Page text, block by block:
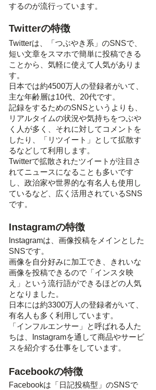
するのが流行っています。
Twitterの特徴
Twitterは、「つぶやき系」のSNSで、
短い文章をスマホで簡単に投稿できる
ことから、気軽に使えて人気がありま
す。
日本では約4500万人の登録者がいて、
主な年齢層は10代、20代です。
記録をするためのSNSというよりも、
リアルタイムの状況や気持ちをつぶや
く人が多く、それに対してコメントを
したり、「リツイート」として拡散す
るなどして利用します。
Twitterで拡散されたツイートが注目さ
れてニュースになることも多いです
し、政治家や世界的な有名人も使用し
ているなど、広く活用されているSNS
です。
Instagramの特徴
Instagramは、画像投稿をメインとした
SNSです。
画像を自分好みに加工でき、きれいな
画像を投稿できるので「インスタ映
え」という流行語ができるほどの人気
となりました。
日本には約3300万人の登録者がいて、
有名人も多く利用しています。
「インフルエンサー」と呼ばれる人た
ちは、Instagramを通して商品やサービ
スを紹介する仕事をしています。
Facebookの特徴
Facebookは「日記投稿型」のSNSで